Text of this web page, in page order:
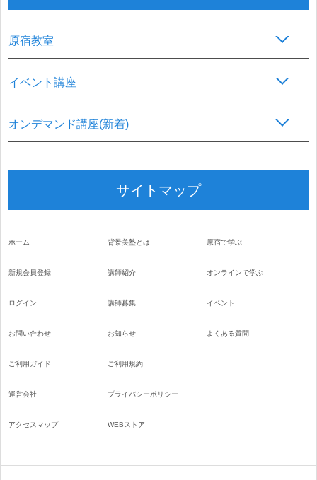
原宿教室
イベント講座
オンデマンド講座(新着)
サイトマップ
ホーム
新規会員登録
ログイン
お問い合わせ
背景美塾とは
講師紹介
講師募集
お知らせ
原宿で学ぶ
オンラインで学ぶ
イベント
よくある質問
ご利用ガイド
運営会社
アクセスマップ
ご利用規約
プライバシーポリシー
WEBストア